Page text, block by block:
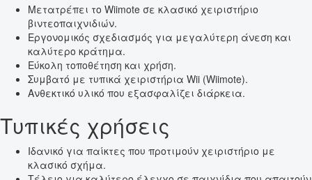
Μετατρέπει το Wiimote σε κλασικό χειριστήριο
βιντεοπαιχνιδιών.
Εργονομικός σχεδιασμός για μεγαλύτερη άνεση και
καλύτερο κράτημα.
Εύκολη τοποθέτηση και χρήση.
Συμβατό με τυπικά χειριστήρια Wii (Wiimote).
Ανθεκτικό υλικό που εξασφαλίζει διάρκεια.
Τυπικές χρήσεις
Ιδανικό για παίκτες που προτιμούν χειριστήριο με
κλασικό σχήμα.